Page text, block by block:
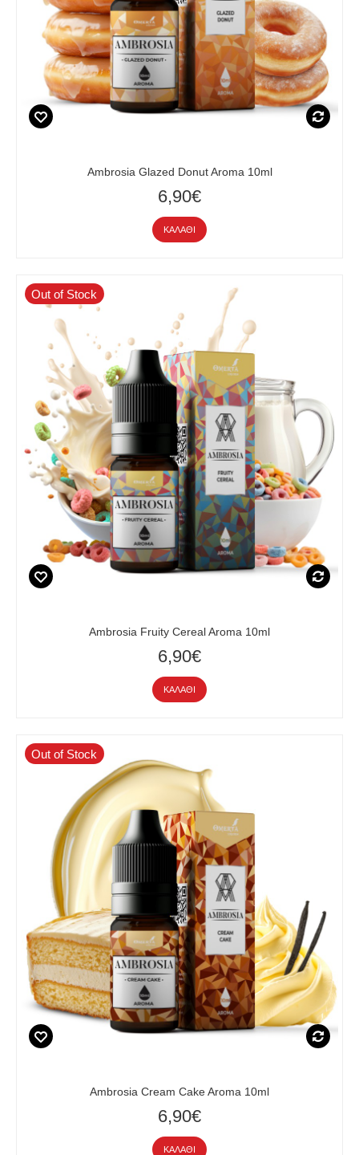
Ambrosia Glazed Donut Aroma 10ml
6,90€
ΚΑΛΆΘΙ
Out of Stock
Ambrosia Fruity Cereal Aroma 10ml
6,90€
ΚΑΛΆΘΙ
Out of Stock
Ambrosia Cream Cake Aroma 10ml
6,90€
ΚΑΛΆΘΙ